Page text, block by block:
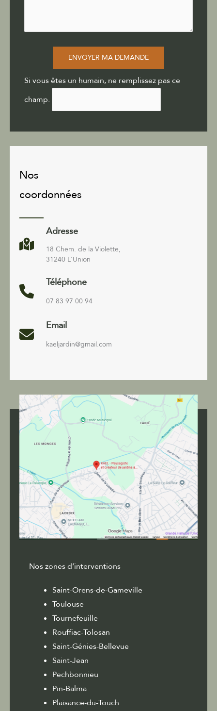
ENVOYER MA DEMANDE
Si vous êtes un humain, ne remplissez pas ce
champ.
Nos
coordonnées
Adresse
18 Chem. de la Violette,
31240 L'Union
Téléphone
07 83 97 00 94
Email
kaeljardin@gmail.com
Nos zones d’interventions
Saint-Orens-de-Gameville
Toulouse
Tournefeuille
Rouffiac-Tolosan
Saint-Génies-Bellevue
Saint-Jean
Pechbonnieu
Pin-Balma
Plaisance-du-Touch